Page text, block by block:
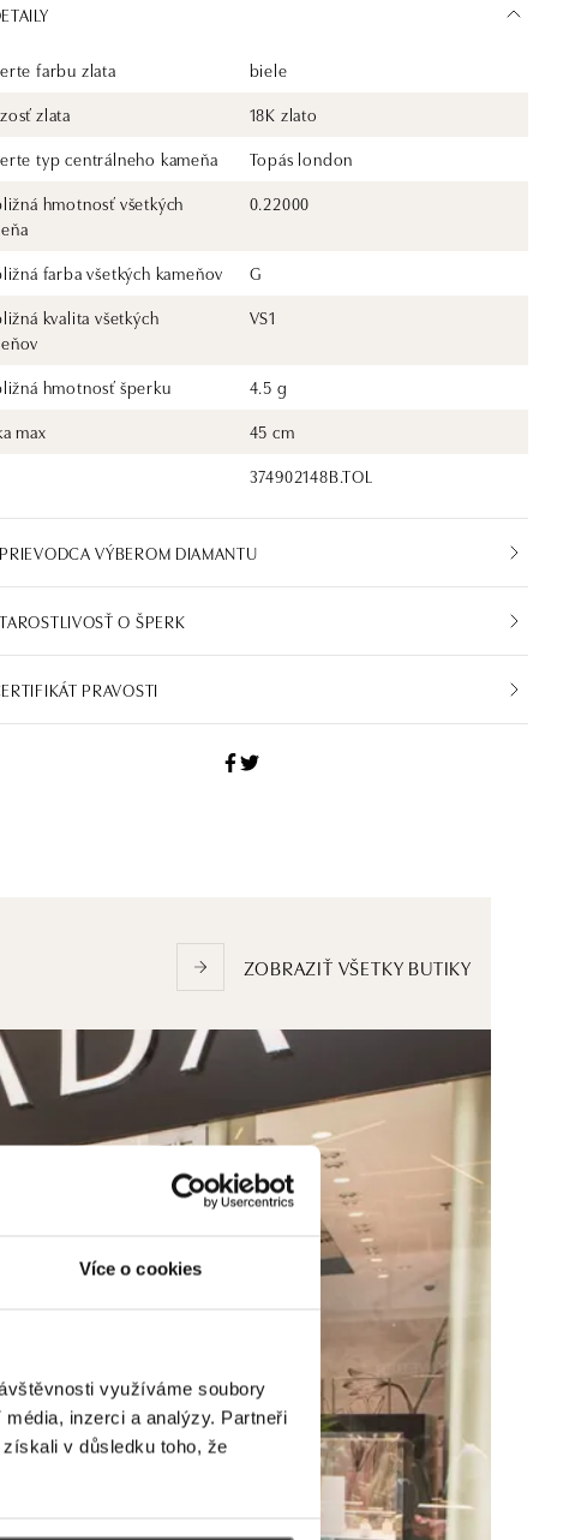
Více o cookies
využíváme soubory
inzerci a analýzy. Partneři
v důsledku toho, že
farbu zlata
biele
zlata
18K zlato
typ centrálneho kameňa
Topás london
hmotnosť všetkých
0.22000
farba všetkých kameňov
G
kvalita všetkých
VS1
hmotnosť šperku
4.5 g
max
45 cm
374902148B.TOL
VÝBEROM DIAMANTU
O ŠPERK
PRAVOSTI
ZOBRAZIŤ VŠETKY BUTIKY